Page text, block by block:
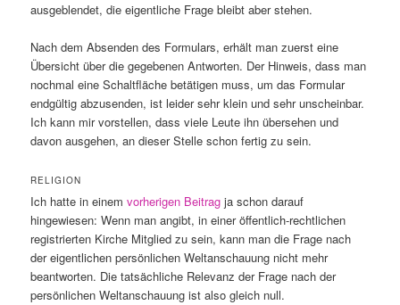
ausgeblendet, die eigentliche Frage bleibt aber stehen.
Nach dem Absenden des Formulars, erhält man zuerst eine
Übersicht über die gegebenen Antworten. Der Hinweis, dass man
nochmal eine Schaltfläche betätigen muss, um das Formular
endgültig abzusenden, ist leider sehr klein und sehr unscheinbar.
Ich kann mir vorstellen, dass viele Leute ihn übersehen und
davon ausgehen, an dieser Stelle schon fertig zu sein.
RELIGION
Ich hatte in einemvorherigen Beitrag ja schon darauf
hingewiesen: Wenn man angibt, in einer öffentlich-rechtlichen
registrierten Kirche Mitglied zu sein, kann man die Frage nach
der eigentlichen persönlichen Weltanschauung nicht mehr
beantworten. Die tatsächliche Relevanz der Frage nach der
persönlichen Weltanschauung ist also gleich null.